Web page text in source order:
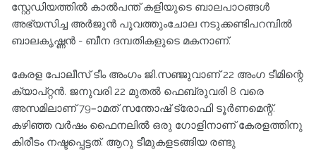
സ്റ്റേഡിയത്തിൽ കാൽപന്ത് കളിയുടെ ബാലപാഠങ്ങൾ
അഭ്യസിച്ച അർജുൻ പൂവത്തുംചോല നടുക്കണ്ടിപറമ്പിൽ
ബാലകൃഷ്ണൻ - ബീന ദമ്പതികളുടെ മകനാണ്.
കേരള പോലീസ് ടീം അംഗം ജി.സഞ്ജുവാണ് 22 അംഗ ടീമിന്റെ
ക്യാപ്റ്റൻ. ജനുവരി 22 മുതൽ ഫെബ്രുവരി 8 വരെ
അസമിലാണ് 79–ാമത് സന്തോഷ് ട്രോഫി ടൂർണമെന്റ്.
കഴിഞ്ഞ വർഷം ഫൈനലിൽ ഒരു ഗോളിനാണ് കേരളത്തിനു
കിരീടം നഷ്ടപ്പെട്ടത്. ആറു ടീമുകളടങ്ങിയ രണ്ടു